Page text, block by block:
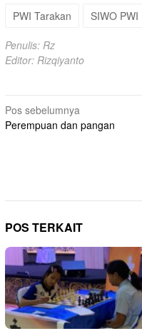
PWI Tarakan SIWO PWI
Penulis: Rz
Editor: Rizqiyanto
Navigasi
pos
Pos sebelumnya
Perempuan dan pangan
POS TERKAIT